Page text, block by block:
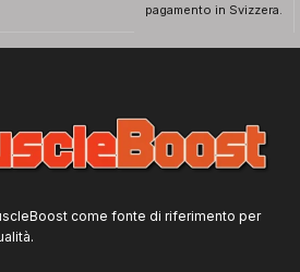
pagamento in Svizzera.
come fonte di riferimento per